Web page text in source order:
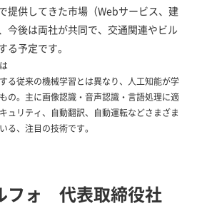
提供してきた市場（Webサービス、建
今後は両社が共同で、交通関連やビル
る予定です。
る従来の機械学習とは異なり、人工知能が学
の。主に画像認識・音声認識・言語処理に適
ュリティ、自動翻訳、自動運転などさまざま
る、注目の技術です。
フォ 代表取締役社